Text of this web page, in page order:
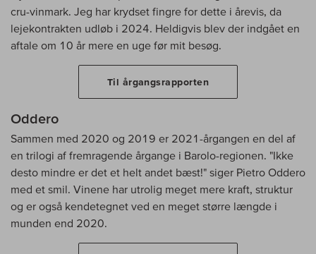
cru-vinmark. Jeg har krydset fingre for dette i årevis, da
lejekontrakten udløb i 2024. Heldigvis blev der indgået en
aftale om 10 år mere en uge før mit besøg.
Til årgangsrapporten
Oddero
Sammen med 2020 og 2019 er 2021-årgangen en del af
en trilogi af fremragende årgange i Barolo-regionen. "Ikke
desto mindre er det et helt andet bæst!" siger Pietro Oddero
med et smil. Vinene har utrolig meget mere kraft, struktur
og er også kendetegnet ved en meget større længde i
munden end 2020.